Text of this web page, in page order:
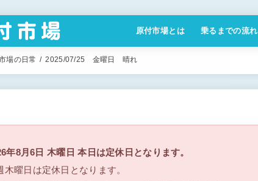
原付市場とは
特定商取引法に基づく表記
乗るまでの流れ
場の日常 2025/07/25 金曜日 晴れ
年8月6日 木曜日 本日は定休日となります。
木曜日は定休日となります。